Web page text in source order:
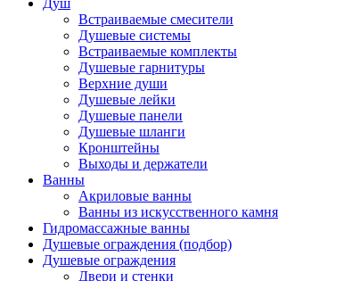
Душ
Встраиваемые смесители
Душевые системы
Встраиваемые комплекты
Душевые гарнитуры
Верхние души
Душевые лейки
Душевые панели
Душевые шланги
Кронштейны
Выходы и держатели
Ванны
Акриловые ванны
Ванны из искусственного камня
Гидромассажные ванны
Душевые ограждения (подбор)
Душевые ограждения
Двери и стенки